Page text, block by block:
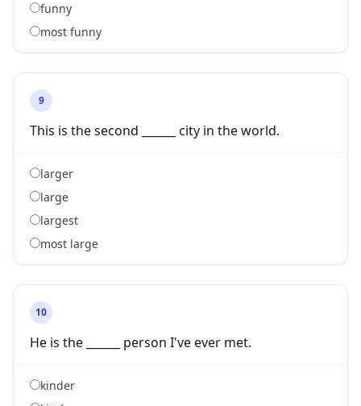
funny
most funny
9
This is the second ______ city in the world.
larger
large
largest
most large
10
He is the ______ person I've ever met.
kinder